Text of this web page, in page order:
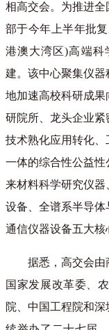
相高交会。为推进
部于今年上半年批
港澳大湾区)高端科
建。该中心聚集仪
地加速高校科研成
研院所、龙头企业紧
技术熟化应用转化
一体的综合性公益
来材料科学研究仪
设备、全谱系半导
通信仪器设备五大核
据悉，高交会由
国家发展改革委、
院、中国工程院和